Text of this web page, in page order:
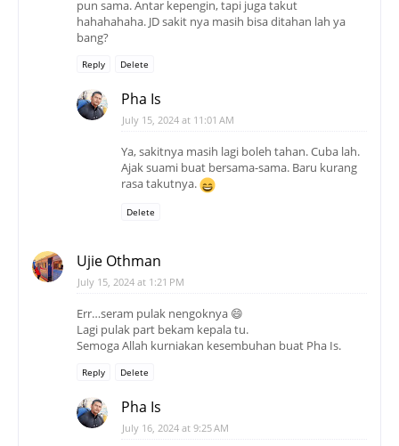
pun sama. Antar kepengin, tapi juga takut
hahahahaha. JD sakit nya masih bisa ditahan lah ya
bang?
Reply Delete
Pha Is
July 15, 2024 at 11:01 AM
Ya, sakitnya masih lagi boleh tahan. Cuba lah.
Ajak suami buat bersama-sama. Baru kurang
rasa takutnya.
Delete
Ujie Othman
July 15, 2024 at 1:21 PM
Err…seram pulak nengoknya 😄
Lagi pulak part bekam kepala tu.
Semoga Allah kurniakan kesembuhan buat Pha Is.
Reply Delete
Pha Is
July 16, 2024 at 9:25 AM